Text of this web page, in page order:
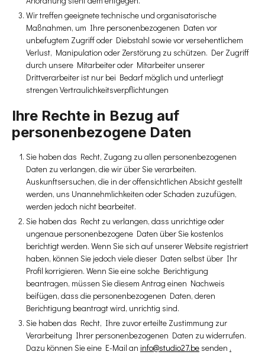
Wir treffen geeignete technische und organisatorische
Maßnahmen, um Ihre personenbezogenen Daten vor
unbefugtem Zugriff oder Diebstahl sowie vor versehentlichem
Verlust, Manipulation oder Zerstörung zu schützen. Der Zugriff
durch unsere Mitarbeiter oder Mitarbeiter unserer
Drittverarbeiter ist nur bei Bedarf möglich und unterliegt
strengen Vertraulichkeitsverpflichtungen
Ihre Rechte in Bezug auf
personenbezogene Daten
Sie haben das Recht, Zugang zu allen personenbezogenen
Daten zu verlangen, die wir über Sie verarbeiten.
Auskunftsersuchen, die in der offensichtlichen Absicht gestellt
werden, uns Unannehmlichkeiten oder Schaden zuzufügen,
werden jedoch nicht bearbeitet.
Sie haben das Recht zu verlangen, dass unrichtige oder
ungenaue personenbezogene Daten über Sie kostenlos
berichtigt werden. Wenn Sie sich auf unserer Website registriert
haben, können Sie jedoch viele dieser Daten selbst über Ihr
Profil korrigieren. Wenn Sie eine solche Berichtigung
beantragen, müssen Sie diesem Antrag einen Nachweis
beifügen, dass die personenbezogenen Daten, deren
Berichtigung beantragt wird, unrichtig sind.
Sie haben das Recht, Ihre zuvor erteilte Zustimmung zur
Verarbeitung Ihrer personenbezogenen Daten zu widerrufen.
Dazu können Sie eine E-Mail an info@studio27.be senden .